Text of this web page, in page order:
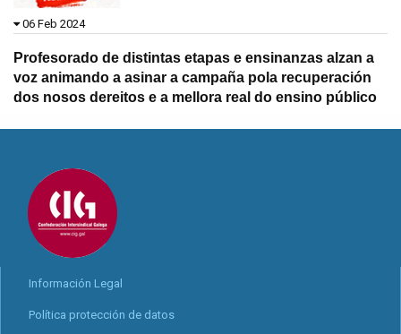
06 Feb 2024
Profesorado de distintas etapas e ensinanzas alzan a
voz animando a asinar a campaña pola recuperación
dos nosos dereitos e a mellora real do ensino público
Información Legal
Política protección de datos